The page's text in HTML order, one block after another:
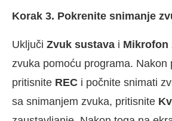
Korak 3. Pokrenite snimanje
Uključi Zvuk sustava i Mikrofon
zvuka pomoću programa. Nakon
pritisnite REC i počnite snimati
sa snimanjem zvuka, pritisnite